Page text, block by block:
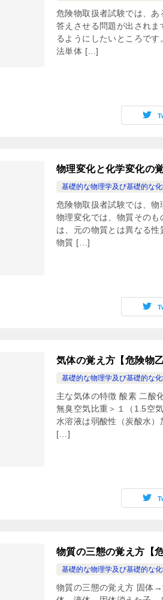
危険物取扱者試験では、
答えさせる問題が出され
るようにしたいところで
法単体 […]
物理変化と化学変化の
基礎的な物理学及び基礎的な化
危険物取扱者試験では、物
物理変化では、物質その
は、元の物質とは異なる性
物質 […]
気体の覚え方【危険物
基礎的な物理学及び基礎的な化
主な気体の特徴 酸素 二酸
無臭空気比重＞１（1.5空
水溶液は弱酸性（炭酸水
[…]
物質の三態の覚え方【
基礎的な物理学及び基礎的な化
物質の三態の覚え方 固体